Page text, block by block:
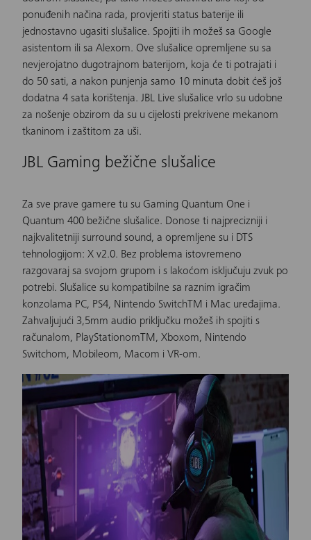
ponuđenih načina rada, provjeriti status baterije ili
jednostavno ugasiti slušalice. Spojiti ih možeš sa Google
asistentom ili sa Alexom. Ove slušalice opremljene su sa
nevjerojatno dugotrajnom baterijom, koja će ti potrajati i
do 50 sati, a nakon punjenja samo 10 minuta dobit ćeš još
dodatna 4 sata korištenja. JBL Live slušalice vrlo su udobne
za nošenje obzirom da su u cijelosti prekrivene mekanom
tkaninom i zaštitom za uši.
JBL Gaming bežične slušalice
Za sve prave gamere tu su Gaming Quantum One i
Quantum 400 bežične slušalice. Donose ti najprecizniji i
najkvalitetniji surround sound, a opremljene su i DTS
tehnologijom: X v2.0. Bez problema istovremeno
razgovaraj sa svojom grupom i s lakoćom isključuju zvuk po
potrebi. Slušalice su kompatibilne sa raznim igračim
konzolama PC, PS4, Nintendo SwitchTM i Mac uređajima.
Zahvaljujući 3,5mm audio priključku možeš ih spojiti s
računalom, PlayStationomTM, Xboxom, Nintendo
Switchom, Mobileom, Macom i VR-om.